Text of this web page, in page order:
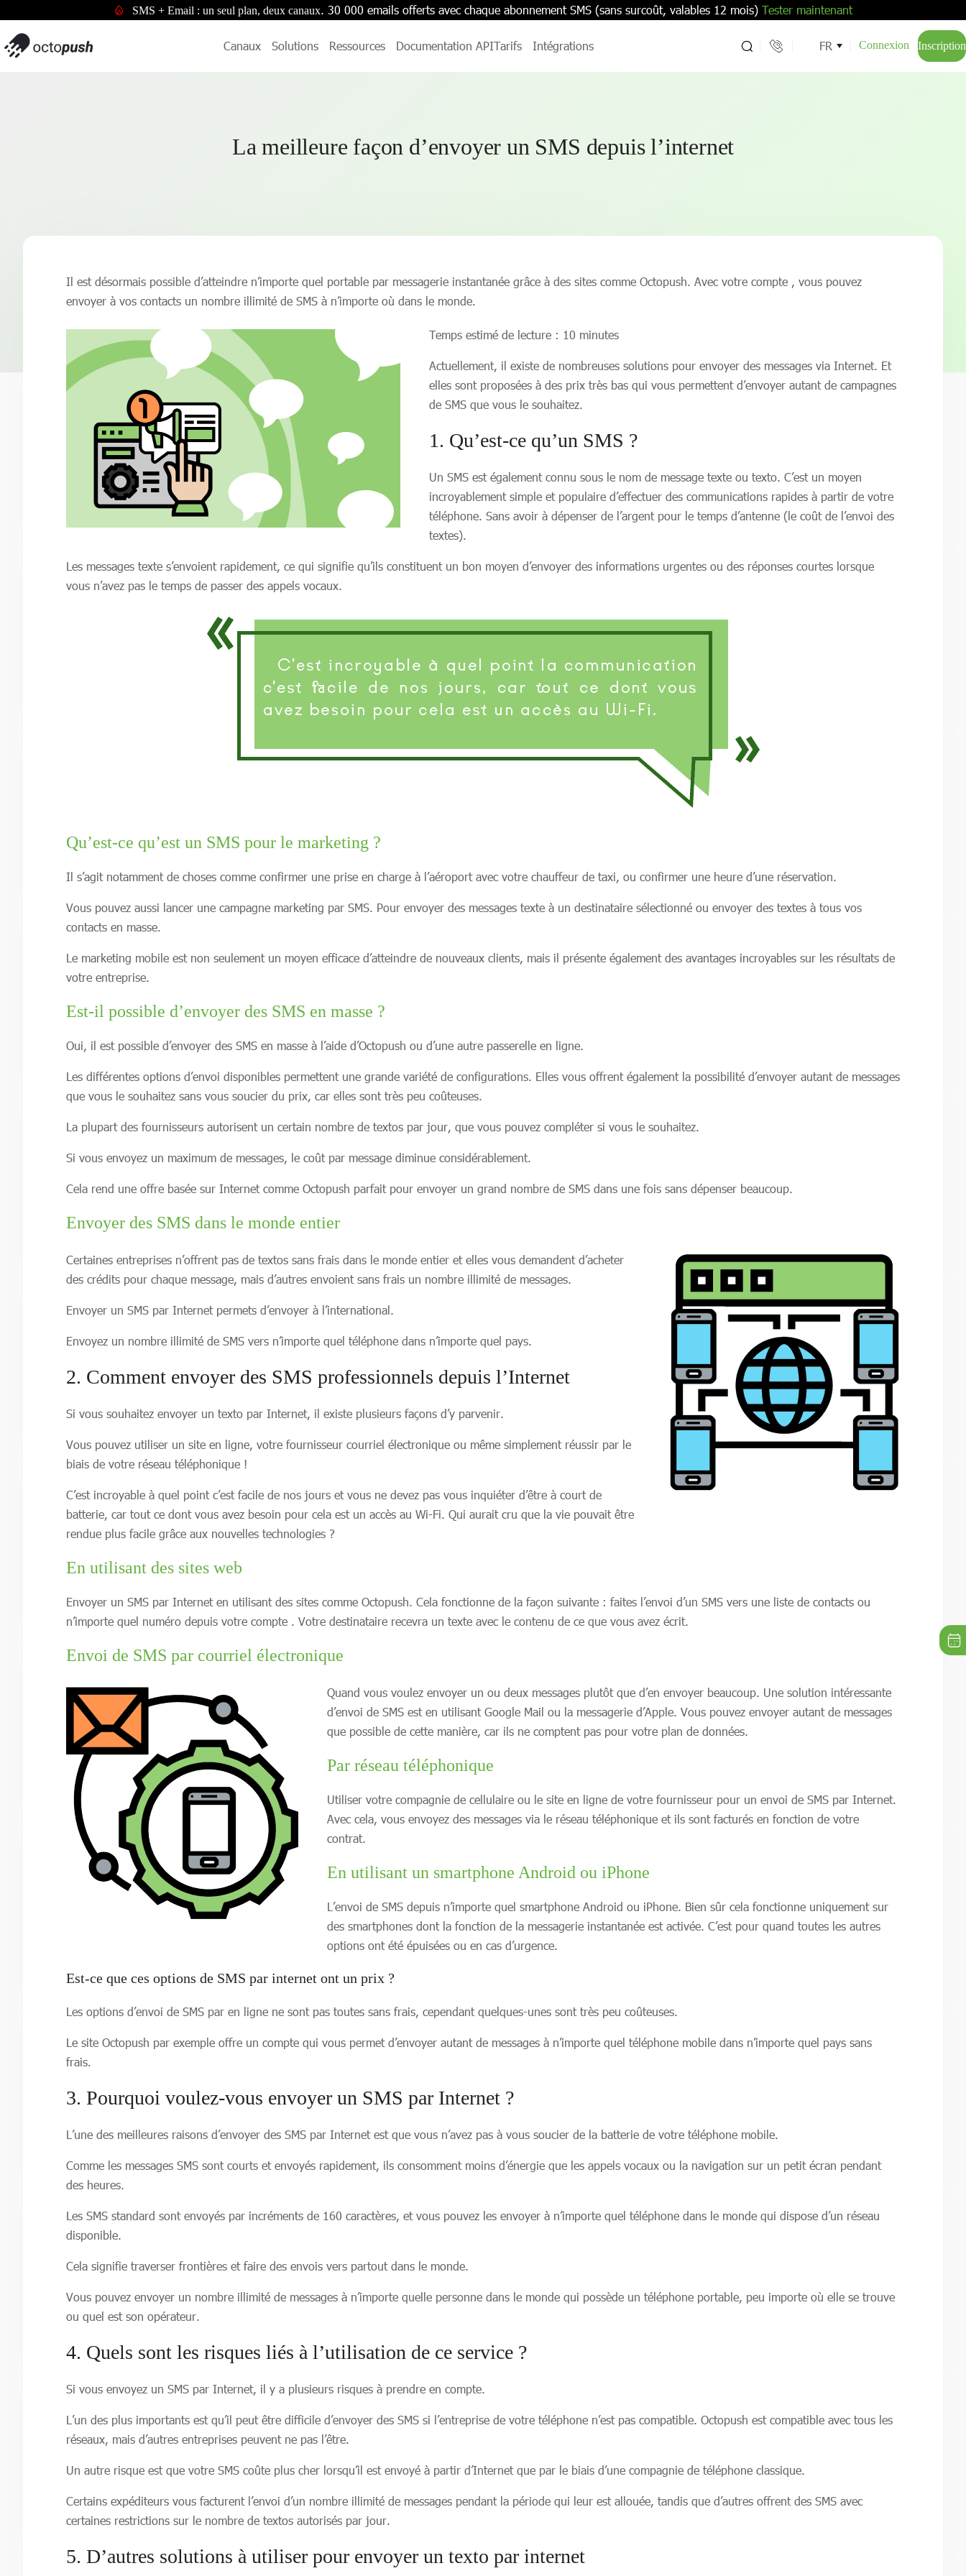
SMS + Email : un seul plan, deux canaux. 30 000 emails offerts avec chaque abonnement SMS (sans surcoût, valables 12 mois) Tester maintenant
Canaux Solutions Ressources Documentation APITarifs Intégrations FR Connexion Inscription
La meilleure façon d’envoyer un SMS depuis l’internet
Il est désormais possible d’atteindre n’importe quel portable par messagerie instantanée grâce à des sites comme Octopush. Avec votre compte , vous pouvez
envoyer à vos contacts un nombre illimité de SMS à n’importe où dans le monde.
Temps estimé de lecture : 10 minutes
Actuellement, il existe de nombreuses solutions pour envoyer des messages via Internet. Et
elles sont proposées à des prix très bas qui vous permettent d’envoyer autant de campagnes
de SMS que vous le souhaitez.
1. Qu’est-ce qu’un SMS ?
Un SMS est également connu sous le nom de message texte ou texto. C’est un moyen
incroyablement simple et populaire d’effectuer des communications rapides à partir de votre
téléphone. Sans avoir à dépenser de l’argent pour le temps d’antenne (le coût de l’envoi des
textes).
Les messages texte s’envoient rapidement, ce qui signifie qu’ils constituent un bon moyen d’envoyer des informations urgentes ou des réponses courtes lorsque
vous n’avez pas le temps de passer des appels vocaux.
Qu’est-ce qu’est un SMS pour le marketing ?
Il s’agit notamment de choses comme confirmer une prise en charge à l’aéroport avec votre chauffeur de taxi, ou confirmer une heure d’une réservation.
Vous pouvez aussi lancer une campagne marketing par SMS. Pour envoyer des messages texte à un destinataire sélectionné ou envoyer des textes à tous vos
contacts en masse.
Le marketing mobile est non seulement un moyen efficace d’atteindre de nouveaux clients, mais il présente également des avantages incroyables sur les résultats de
votre entreprise.
Est-il possible d’envoyer des SMS en masse ?
Oui, il est possible d’envoyer des SMS en masse à l’aide d’Octopush ou d’une autre passerelle en ligne.
Les différentes options d’envoi disponibles permettent une grande variété de configurations. Elles vous offrent également la possibilité d’envoyer autant de messages
que vous le souhaitez sans vous soucier du prix, car elles sont très peu coûteuses.
La plupart des fournisseurs autorisent un certain nombre de textos par jour, que vous pouvez compléter si vous le souhaitez.
Si vous envoyez un maximum de messages, le coût par message diminue considérablement.
Cela rend une offre basée sur Internet comme Octopush parfait pour envoyer un grand nombre de SMS dans une fois sans dépenser beaucoup.
Envoyer des SMS dans le monde entier
Certaines entreprises n’offrent pas de textos sans frais dans le monde entier et elles vous demandent d’acheter
des crédits pour chaque message, mais d’autres envoient sans frais un nombre illimité de messages.
Envoyer un SMS par Internet permets d’envoyer à l’international.
Envoyez un nombre illimité de SMS vers n’importe quel téléphone dans n’importe quel pays.
2. Comment envoyer des SMS professionnels depuis l’Internet
Si vous souhaitez envoyer un texto par Internet, il existe plusieurs façons d’y parvenir.
Vous pouvez utiliser un site en ligne, votre fournisseur courriel électronique ou même simplement réussir par le
biais de votre réseau téléphonique !
C’est incroyable à quel point c’est facile de nos jours et vous ne devez pas vous inquiéter d’être à court de
batterie, car tout ce dont vous avez besoin pour cela est un accès au Wi-Fi. Qui aurait cru que la vie pouvait être
rendue plus facile grâce aux nouvelles technologies ?
En utilisant des sites web
Envoyer un SMS par Internet en utilisant des sites comme Octopush. Cela fonctionne de la façon suivante : faites l’envoi d’un SMS vers une liste de contacts ou
n’importe quel numéro depuis votre compte . Votre destinataire recevra un texte avec le contenu de ce que vous avez écrit.
Envoi de SMS par courriel électronique
Quand vous voulez envoyer un ou deux messages plutôt que d’en envoyer beaucoup. Une solution intéressante
d’envoi de SMS est en utilisant Google Mail ou la messagerie d’Apple. Vous pouvez envoyer autant de messages
que possible de cette manière, car ils ne comptent pas pour votre plan de données.
Par réseau téléphonique
Utiliser votre compagnie de cellulaire ou le site en ligne de votre fournisseur pour un envoi de SMS par Internet.
Avec cela, vous envoyez des messages via le réseau téléphonique et ils sont facturés en fonction de votre
contrat.
En utilisant un smartphone Android ou iPhone
L’envoi de SMS depuis n’importe quel smartphone Android ou iPhone. Bien sûr cela fonctionne uniquement sur
des smartphones dont la fonction de la messagerie instantanée est activée. C’est pour quand toutes les autres
options ont été épuisées ou en cas d’urgence.
Est-ce que ces options de SMS par internet ont un prix ?
Les options d’envoi de SMS par en ligne ne sont pas toutes sans frais, cependant quelques-unes sont très peu coûteuses.
Le site Octopush par exemple offre un compte qui vous permet d’envoyer autant de messages à n’importe quel téléphone mobile dans n’importe quel pays sans
frais.
3. Pourquoi voulez-vous envoyer un SMS par Internet ?
L’une des meilleures raisons d’envoyer des SMS par Internet est que vous n’avez pas à vous soucier de la batterie de votre téléphone mobile.
Comme les messages SMS sont courts et envoyés rapidement, ils consomment moins d’énergie que les appels vocaux ou la navigation sur un petit écran pendant
des heures.
Les SMS standard sont envoyés par incréments de 160 caractères, et vous pouvez les envoyer à n’importe quel téléphone dans le monde qui dispose d’un réseau
disponible.
Cela signifie traverser frontières et faire des envois vers partout dans le monde.
Vous pouvez envoyer un nombre illimité de messages à n’importe quelle personne dans le monde qui possède un téléphone portable, peu importe où elle se trouve
ou quel est son opérateur.
4. Quels sont les risques liés à l’utilisation de ce service ?
Si vous envoyez un SMS par Internet, il y a plusieurs risques à prendre en compte.
L’un des plus importants est qu’il peut être difficile d’envoyer des SMS si l’entreprise de votre téléphone n’est pas compatible. Octopush est compatible avec tous les
réseaux, mais d’autres entreprises peuvent ne pas l’être.
Un autre risque est que votre SMS coûte plus cher lorsqu’il est envoyé à partir d’Internet que par le biais d’une compagnie de téléphone classique.
Certains expéditeurs vous facturent l’envoi d’un nombre illimité de messages pendant la période qui leur est allouée, tandis que d’autres offrent des SMS avec
certaines restrictions sur le nombre de textos autorisés par jour.
5. D’autres solutions à utiliser pour envoyer un texto par internet